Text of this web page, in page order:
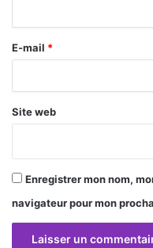
r
e
E-mail *
Site web
Enregistrer mon nom,
navigateur pour mon